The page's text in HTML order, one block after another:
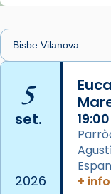
presidit
Santes de
🔗
📸 J. Merino
Photo
View on Facebook ·
de
2 weeks ago
5
set.
2026
19:00
+ info